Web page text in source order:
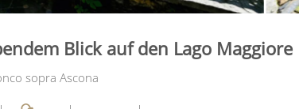
Blick auf den Lago Maggiore
sopra Ascona